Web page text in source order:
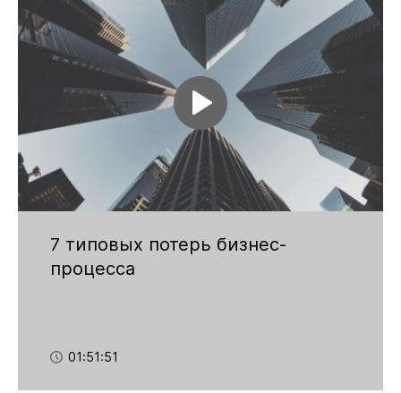
7 типовых потерь бизнес-
процесса
01:51:51